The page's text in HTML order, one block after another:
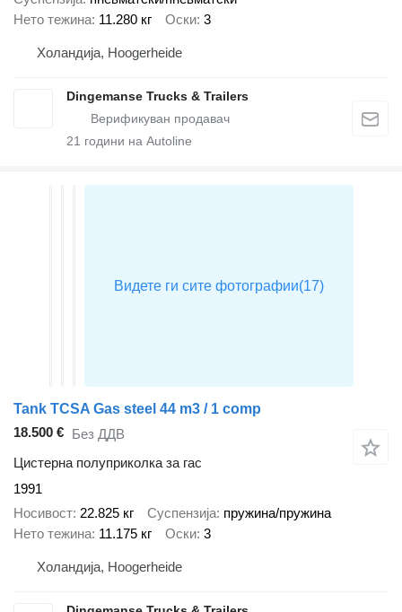
Нето тежина 11.280 кг Оски 3
Холандија, Hoogerheide
Dingemanse Trucks & Trailers
21 години на Autoline
Tank TCSA Gas steel 44 m3 / 1 comp
18.500 € Без ДДВ
Цистерна полуприколка за гас
1991
Носивост 22.825 кг Суспензија пружина/пружина
Нето тежина 11.175 кг Оски 3
Холандија, Hoogerheide